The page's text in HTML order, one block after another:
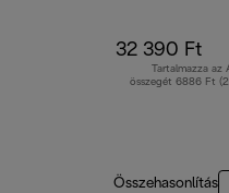
32 390 Ft
Tartalmazza az
összegét 6886 Ft
Összehasonlítás